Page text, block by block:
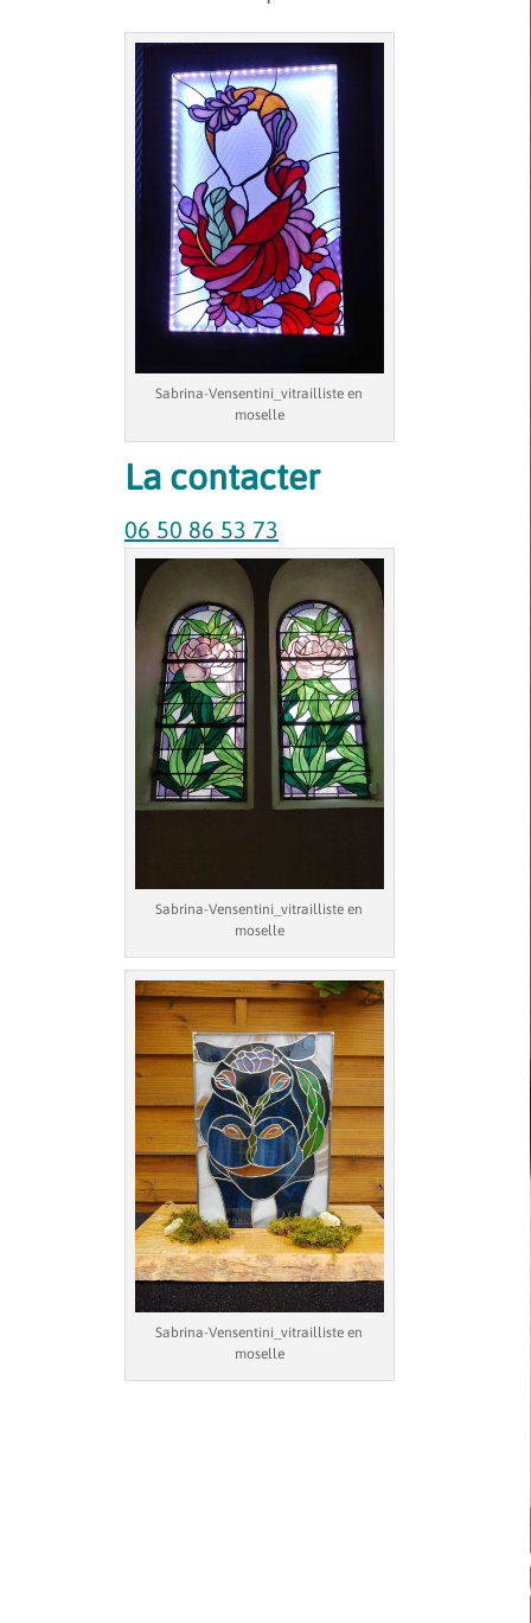
Sabrina-Vensentini_vitrailliste en
moselle
La contacter
06 50 86 53 73
Sabrina-Vensentini_vitrailliste en
moselle
Sabrina-Vensentini_vitrailliste en
moselle